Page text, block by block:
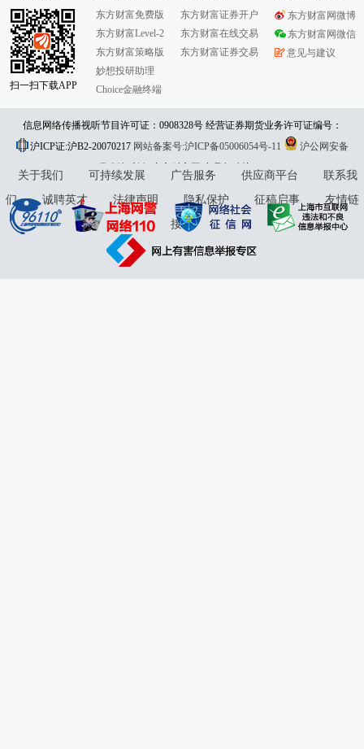
扫一扫下载APP
东方财富免费版
东方财富Level-2
东方财富策略版
妙想投研助理
Choice金融终端
东方财富证券开户
东方财富在线交易
东方财富证券交易
东方财富网微博
东方财富网微信
意见与建议
信息网络传播视听节目许可证：0908328号 经营证券期货业务许可证编号：
913101046312860336 违法和不良信息举报:021-61278686 举报邮箱：
jubao@eastmoney.com
沪ICP证:沪B2-20070217 网站备案号:沪ICP备05006054号-11
沪公网安备
31010402000120号版权所有:东方财富网意见与建议:4000300059/952500
关于我们 可持续发展 广告服务 供应商平台
联系我
们
诚聘英才 法律声明 隐私保护 征稿启事
友情链
接